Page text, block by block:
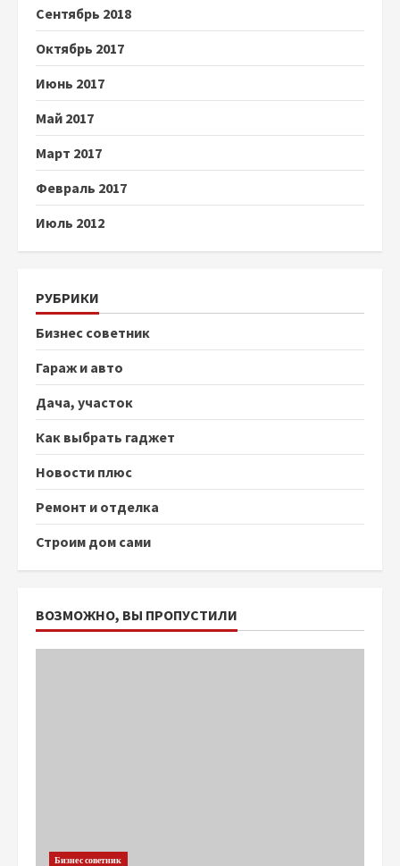
Сентябрь 2018
Октябрь 2017
Июнь 2017
Май 2017
Март 2017
Февраль 2017
Июль 2012
РУБРИКИ
Бизнес советник
Гараж и авто
Дача, участок
Как выбрать гаджет
Новости плюс
Ремонт и отделка
Строим дом сами
ВОЗМОЖНО, ВЫ ПРОПУСТИЛИ
Бизнес советник